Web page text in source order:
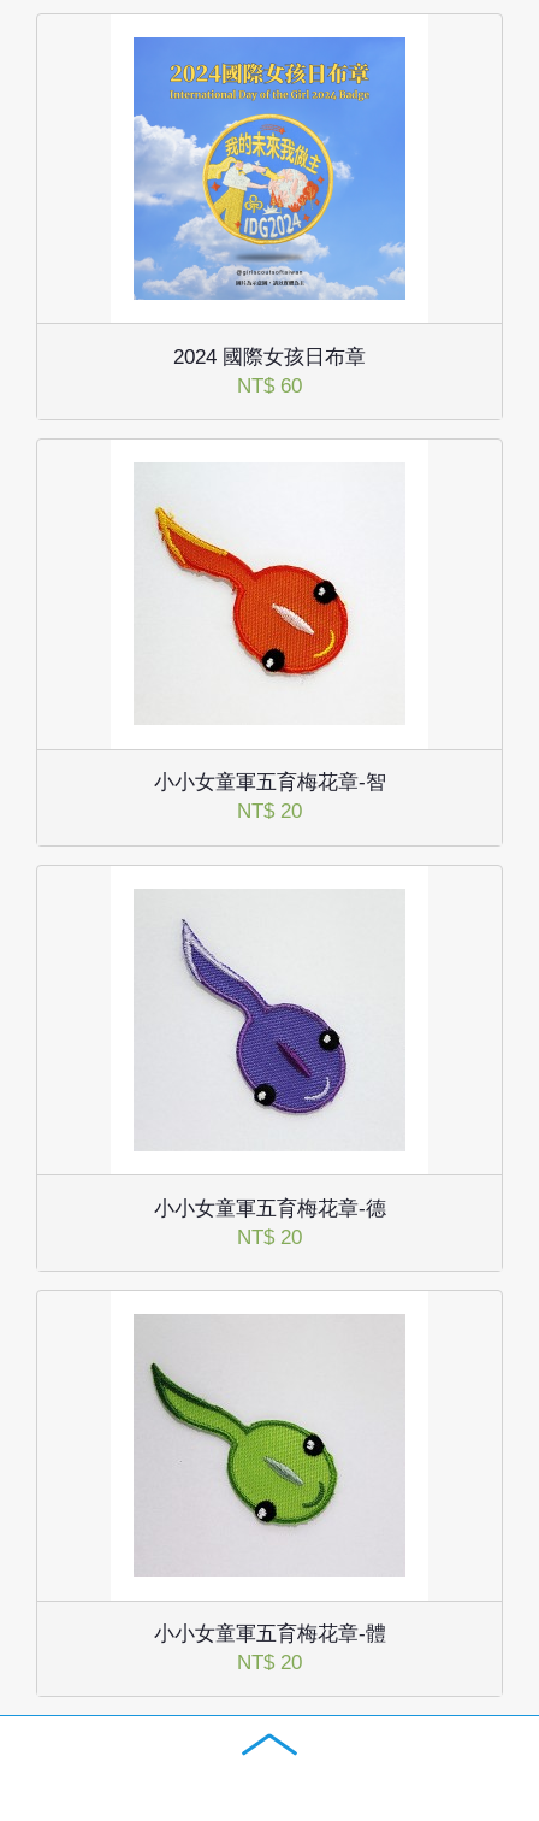
2024 國際女孩日布章
NT$ 60
小小女童軍五育梅花章-智
NT$ 20
小小女童軍五育梅花章-德
NT$ 20
小小女童軍五育梅花章-體
NT$ 20